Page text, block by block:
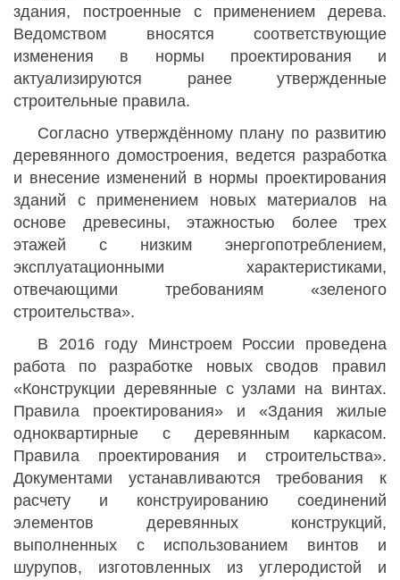
здания, построенные с применением дерева.
Ведомством вносятся соответствующие
изменения в нормы проектирования и
актуализируются ранее утвержденные
строительные правила.
Согласно утверждённому плану по развитию
деревянного домостроения, ведется разработка
и внесение изменений в нормы проектирования
зданий с применением новых материалов на
основе древесины, этажностью более трех
этажей с низким энергопотреблением,
эксплуатационными характеристиками,
отвечающими требованиям «зеленого
строительства».
В 2016 году Минстроем России проведена
работа по разработке новых сводов правил
«Конструкции деревянные с узлами на винтах.
Правила проектирования» и «Здания жилые
одноквартирные с деревянным каркасом.
Правила проектирования и строительства».
Документами устанавливаются требования к
расчету и конструированию соединений
элементов деревянных конструкций,
выполненных с использованием винтов и
шурупов, изготовленных из углеродистой и